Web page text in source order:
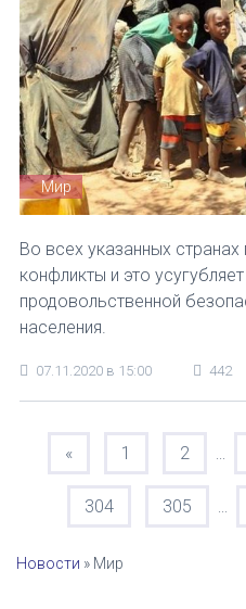
Мир
Во всех указанных
конфликты и это
продовольственной
населения.
07.11.2020 в 15:00 442
« 1 2
304 305
Новости » Мир